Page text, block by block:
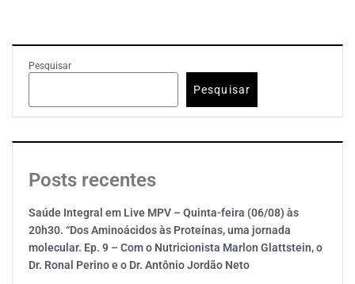
Pesquisar
Pesquisar
Posts recentes
Saúde Integral em Live MPV – Quinta-feira (06/08) às
20h30. “Dos Aminoácidos às Proteínas, uma jornada
molecular. Ep. 9 – Com o Nutricionista Marlon Glattstein, o
Dr. Ronal Perino e o Dr. Antônio Jordão Neto